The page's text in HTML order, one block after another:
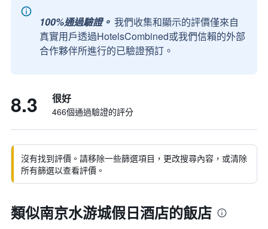
100%通過驗證。 我們收集和顯示的評價僅來自
真實用戶透過HotelsCombined或我們信賴的外部
合作夥伴所進行的已驗證預訂。
8.3 很好
466個通過驗證的評分
沒有找到評價。請移除一些篩選項目，更改搜尋內容，或清除
所有篩選以查看評價。
類似南京水游城假日酒店的飯店